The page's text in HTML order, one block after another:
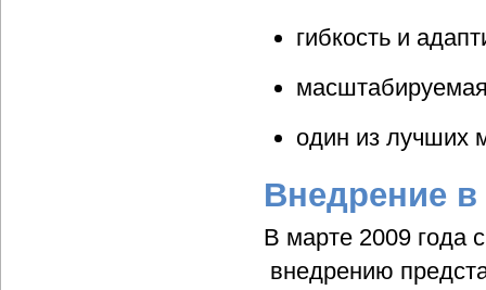
гибкость и
один из лучших
Внедрение в
В марте 2009 года
внедрению